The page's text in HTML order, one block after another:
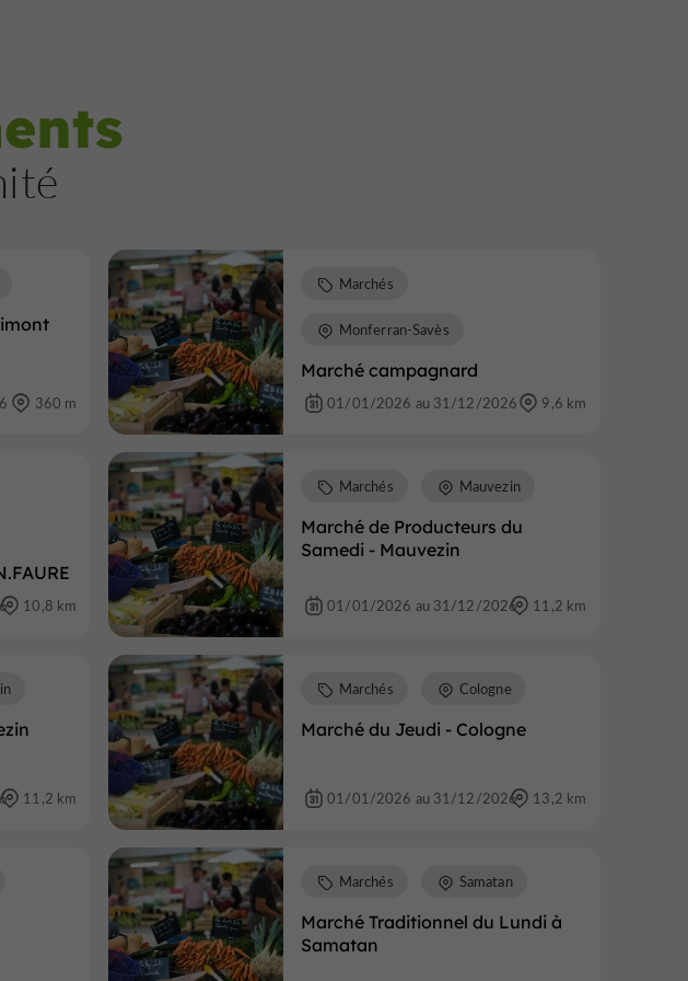
360 m
Marché campagnard
Marchés
Monferran-Savès
01/01/2026 au 31/12/2026 9,6 km
10,8 km
Marché de Producteurs du
Samedi - Mauvezin
Marchés Mauvezin
01/01/2026 au 31/12/2026 11,2 km
11,2 km
Marché du Jeudi - Cologne
Marchés Cologne
01/01/2026 au 31/12/2026 13,2 km
Marché Traditionnel du Lundi à
Samatan
Marchés Samatan